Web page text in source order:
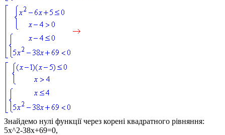
Знайдемо нулі функції через корені квадратного рівняння:
5x^2-38x+69=0,